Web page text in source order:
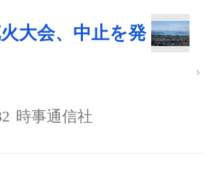
大会、中止を発
時事通信社